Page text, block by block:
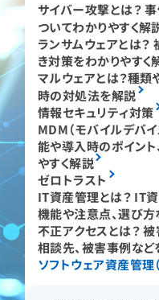
サイバー攻撃とは？
ついてわかりやすく解
ランサムウェアとは？
き対策をわかりやすく
マルウェアとは？種
時の対処法を解説
情報セキュリティ対策
MDM（モバイルデバ
能や導入時のポイン
やすく解説
ゼロトラスト
IT資産管理とは？ IT
機能や注意点、選び
不正アクセスとは？
相談先、被害事例など
ソフトウェア資産管理